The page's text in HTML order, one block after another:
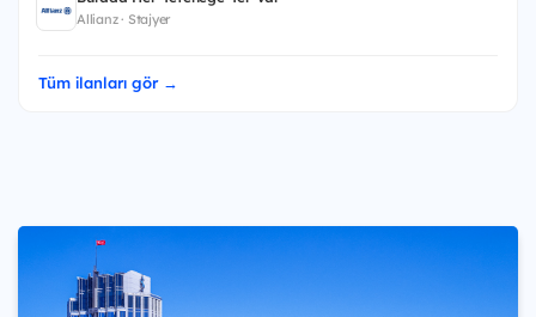
Allianz · Stajyer
Tüm ilanları gör →